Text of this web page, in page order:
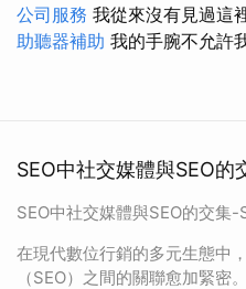
公司服務 我從來沒有見過這
助聽器補助 我的手腕不允許
SEO中社交媒體與SEO的
SEO中社交媒體與SEO的交集-
在現代數位行銷的多元生態中
（SEO）之間的關聯愈加緊密